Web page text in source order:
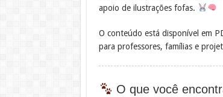
Colorir
Animais
apoio de ilustrações fofas.
O conteúdo está disponível em
para professores, famílias e
O que você